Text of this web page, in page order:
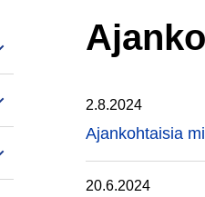
2.8.2024
Ajankohtaisia
20.6.2024